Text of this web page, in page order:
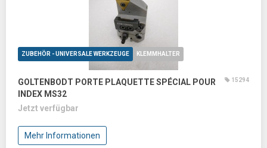
ZUBEHÖR - UNIVERSALE WERKZEUGE KLEMMHALTER
GOLTENBODT PORTE PLAQUETTE SPÉCIAL POUR
INDEX MS32
15294
Jetzt verfügbar
Mehr Informationen